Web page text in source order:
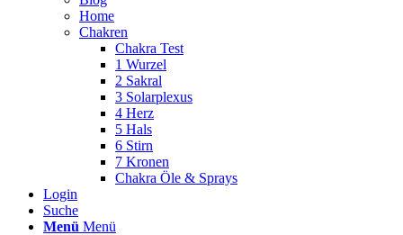
Home
Chakren
Chakra Test
1 Wurzel
2 Sakral
3 Solarplexus
4 Herz
5 Hals
6 Stirn
7 Kronen
Chakra Öle & Sprays
Login
Suche
Menü Menü